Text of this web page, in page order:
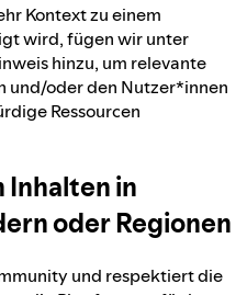
Kontext zu einem
wird, fügen wir unter
hinzu, um relevante
und/oder den Nutzer*innen
Ressourcen
Inhalten in
oder Regionen
und respektiert die